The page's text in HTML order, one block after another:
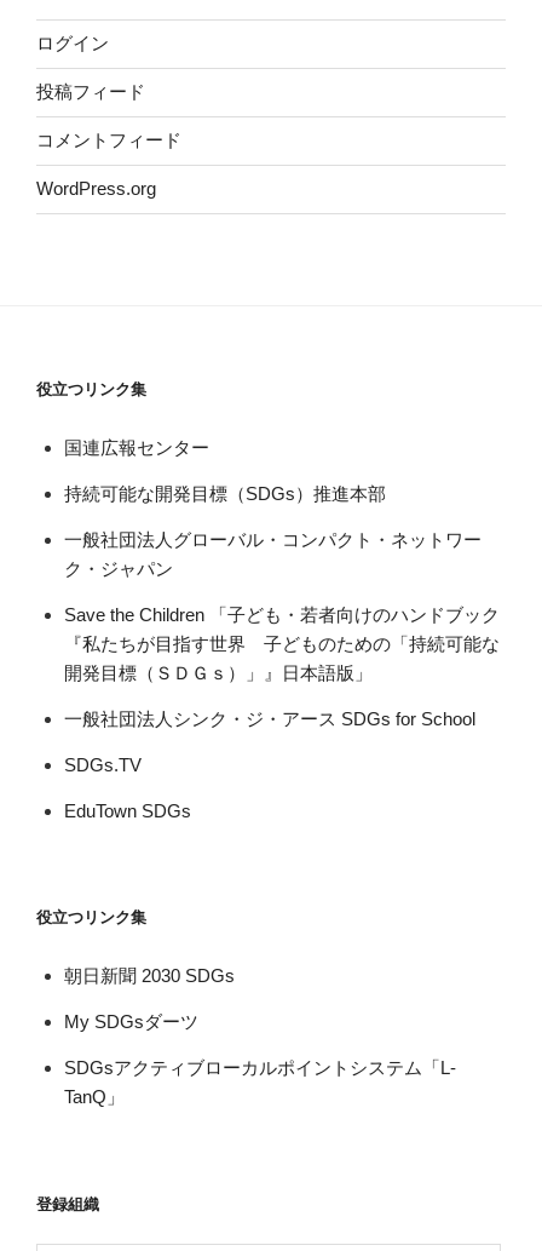
ログイン
投稿フィード
コメントフィード
WordPress.org
役立つリンク集
国連広報センター
持続可能な開発目標（SDGs）推進本部
一般社団法人グローバル・コンパクト・ネットワー
ク・ジャパン
Save the Children 「子ども・若者向けのハンドブック
『私たちが目指す世界 子どものための「持続可能な
開発目標（ＳＤＧｓ）」』日本語版」
一般社団法人シンク・ジ・アース SDGs for School
SDGs.TV
EduTown SDGs
役立つリンク集
朝日新聞 2030 SDGs
My SDGsダーツ
SDGsアクティブローカルポイントシステム「L-
TanQ」
登録組織